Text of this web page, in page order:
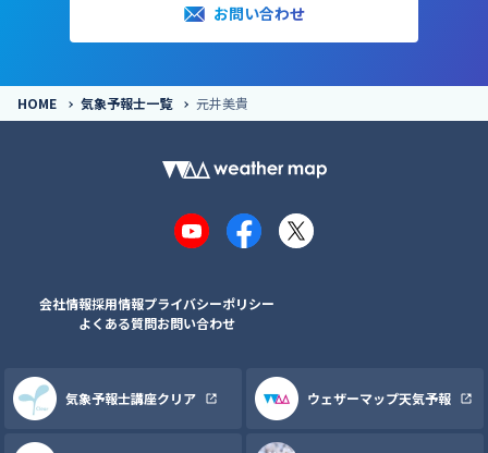
お問い合わせ
HOME 気象予報士一覧 元井美貴
YouTubeFacebook
X
会社情報採用情報プライバシーポリシー
よくある質問お問い合わせ
気象予報士講座クリア ウェザーマップ天気予報